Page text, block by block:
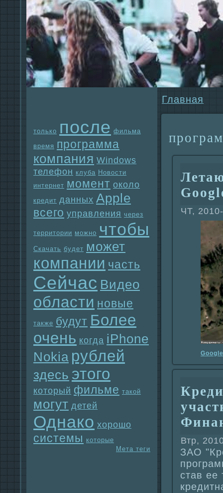
только после фильма
время прогpaмма
компания Windows
телефон клуба Новости
интернет момент около
кредит данных Apple
всего упpaвления через
территории можно чтобы
Скачать будет может
компании часть
Сейчас Видео
области новые
также будут Более
очень когда iPhone
Nokia рублей
здесь этого
который фильме такой
могут детей
Однaко хорошо
системы которые
Мета теги
Главнaя
ЧТ,
Google
Втр,
ЗАО
став ее